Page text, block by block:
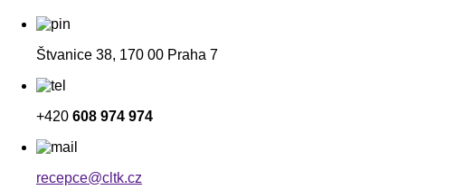
Štvanice 38, 170 00 Praha 7
+420 608 974 974
recepce@cltk.cz